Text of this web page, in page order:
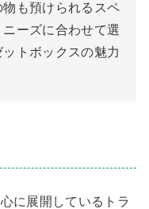
も預けられるスペ
ーズに合わせて選
トボックスの魅力
に展開しているトラ